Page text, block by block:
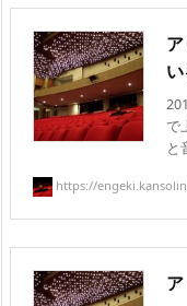
で
と
https://